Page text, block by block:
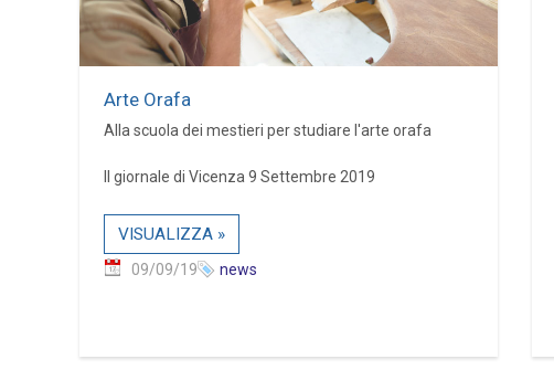
Arte Orafa
Alla scuola dei mestieri per studiare l'arte orafa
Il giornale di Vicenza 9 Settembre 2019
VISUALIZZA »
09/09/19 news